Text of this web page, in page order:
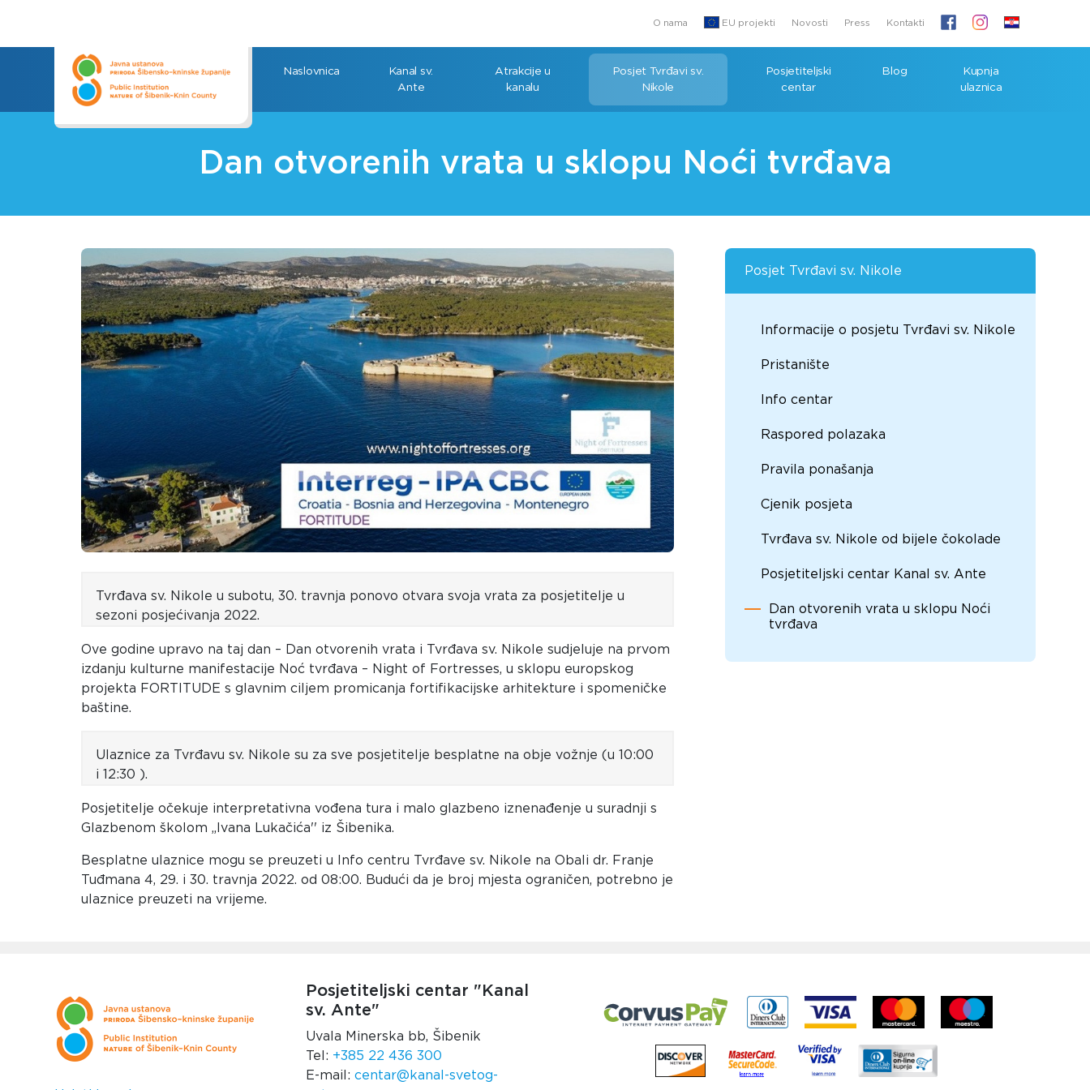
O nama EU projekti Novosti Press Kontakti
Naslovnica
Kanal sv.
Ante
Atrakcije u
kanalu
Posjet Tvrđavi sv.
Nikole
Posjetiteljski
centar
Blog
Kupnja
ulaznica
Dan otvorenih vrata u sklopu Noći tvrđava
Tvrđava sv. Nikole u subotu, 30. travnja ponovo otvara svoja vrata za posjetitelje u
sezoni posjećivanja 2022.
Ove godine upravo na taj dan – Dan otvorenih vrata i Tvrđava sv. Nikole sudjeluje na prvom
izdanju kulturne manifestacije Noć tvrđava – Night of Fortresses, u sklopu europskog
projekta FORTITUDE s glavnim ciljem promicanja fortifikacijske arhitekture i spomeničke
baštine.
Ulaznice za Tvrđavu sv. Nikole su za sve posjetitelje besplatne na obje vožnje (u 10:00
i 12:30 ).
Posjetitelje očekuje interpretativna vođena tura i malo glazbeno iznenađenje u suradnji s
Glazbenom školom ,,Ivana Lukačića'' iz Šibenika.
Besplatne ulaznice mogu se preuzeti u Info centru Tvrđave sv. Nikole na Obali dr. Franje
Tuđmana 4, 29. i 30. travnja 2022. od 08:00. Budući da je broj mjesta ograničen, potrebno je
ulaznice preuzeti na vrijeme.
Posjet Tvrđavi sv. Nikole
Informacije o posjetu Tvrđavi sv. Nikole
Pristanište
Info centar
Raspored polazaka
Pravila ponašanja
Cjenik posjeta
Tvrđava sv. Nikole od bijele čokolade
Posjetiteljski centar Kanal sv. Ante
Dan otvorenih vrata u sklopu Noći
tvrđava
Posjetiteljski centar "Kanal
sv. Ante"
Uvala Minerska bb, Šibenik
Tel: +385 22 436 300
E-mail: centar@kanal-svetog-